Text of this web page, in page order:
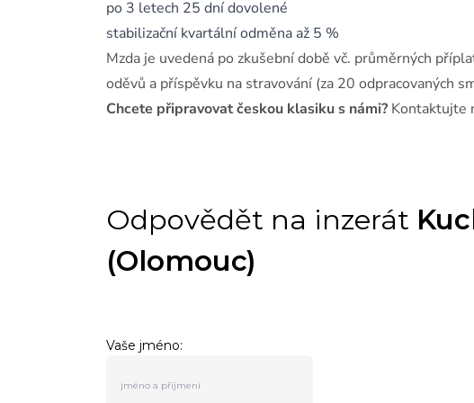
po 3 letech 25 dní dovolené
stabilizační kvartální odměna až 5 %
Mzda je uvedená po zkušební době vč. průměrných
oděvů a příspěvku na stravování (za 20 odpracovaných
Chcete připravovat českou klasiku s námi? Kontaktujte